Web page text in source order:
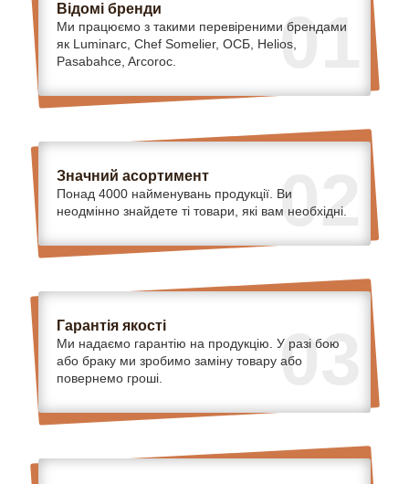
01
Відомі бренди
Ми працюємо з такими перевіреними брендами
як Luminarc, Chef Somelier, ОСБ, Helios,
Pasabahce, Arcoroc.
02
Значний асортимент
Понад 4000 найменувань продукції. Ви
неодмінно знайдете ті товари, які вам необхідні.
03
Гарантія якості
Ми надаємо гарантію на продукцію. У разі бою
або браку ми зробимо заміну товару або
повернемо гроші.